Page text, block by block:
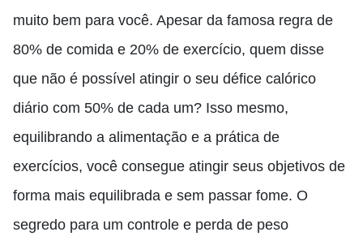
muito bem para você. Apesar da famosa regra de
80% de comida e 20% de exercício, quem disse
que não é possível atingir o seu défice calórico
diário com 50% de cada um? Isso mesmo,
equilibrando a alimentação e a prática de
exercícios, você consegue atingir seus objetivos de
forma mais equilibrada e sem passar fome. O
segredo para um controle e perda de peso